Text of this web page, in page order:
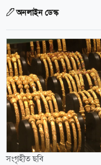
অনলাইন ডেস্ক
সংগৃহীত ছবি